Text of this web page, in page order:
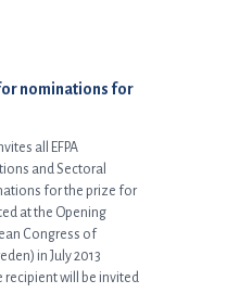
for nominations for
all EFPA
and Sectoral
for the prize for
at the Opening
Congress of
in July 2013
recipient will be invited